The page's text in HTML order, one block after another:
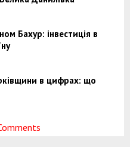
Бахур: інвестиція в
в цифрах: що